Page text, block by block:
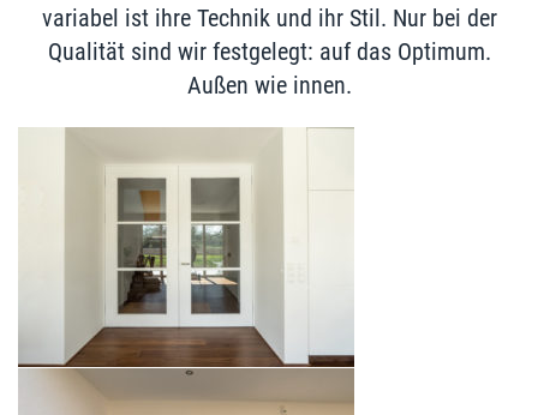
variabel ist ihre Technik und ihr Stil. Nur bei der
Qualität sind wir festgelegt: auf das Optimum.
Außen wie innen.